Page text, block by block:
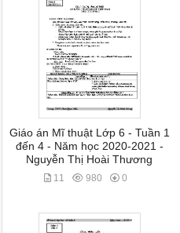
Giáo án Mĩ thuật Lớp 6 - Tuần 1
đến 4 - Năm học 2020-2021 -
Nguyễn Thị Hoài Thương
11 980 0